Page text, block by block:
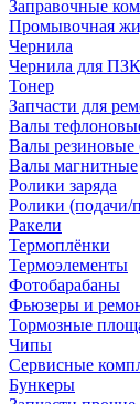
Заправочные
Промывочная
Чернила
Чернила для ПЗК
Тонер
Запчасти для
Валы
Валы
Валы магнитные
Ролики заряда
Ролики (подачи/
Ракели
Термоплёнки
Термоэлементы
Фотобарабаны
Фьюзеры и
Тормозные
Чипы
Сервисные
Бункеры